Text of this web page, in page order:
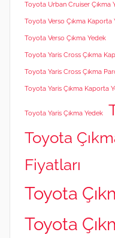
Toyota Urban Cruiser Çıkma
Toyota Verso Çıkma Kaporta
Toyota Verso Çıkma Yedek
Toyota Yaris Cross Çıkma
Toyota Yaris Cross Çıkma
Toyota Yaris Çıkma Kaporta
Toyota Yaris Çıkma Yedek
Toyota
Fiyatları
Toyota
Toyota